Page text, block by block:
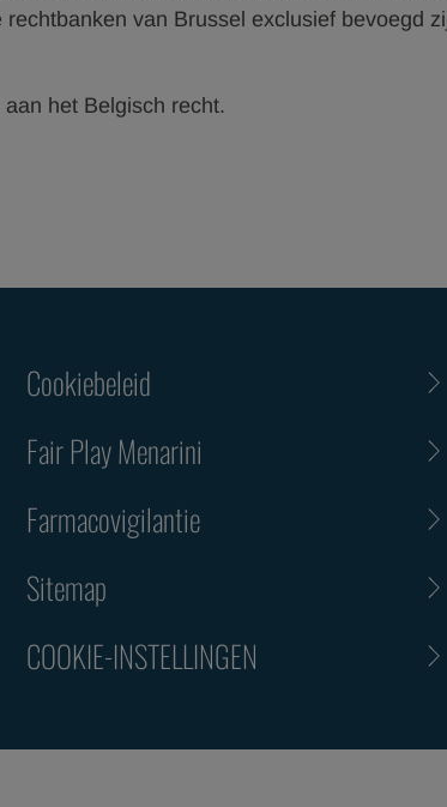
van Brussel exclusief bevoegd
het Belgisch recht.
Cookiebeleid
Fair Play Menarini
Farmacovigilantie
Sitemap
COOKIE-INSTELLINGEN